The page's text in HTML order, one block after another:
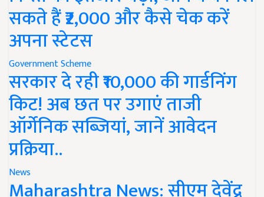
सकते हैं ₹2,000 और कैसे चेक करें
अपना स्टेटस
Government Scheme
सरकार दे रही ₹10,000 की गार्डनिंग
किट! अब छत पर उगाएं ताजी
ऑर्गेनिक सब्जियां, जानें आवेदन
प्रक्रिया..
News
Maharashtra News: सीएम देवेंद्र